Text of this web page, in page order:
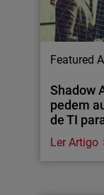
Featured
Shadow
pedem
de TI
Ler Artigo